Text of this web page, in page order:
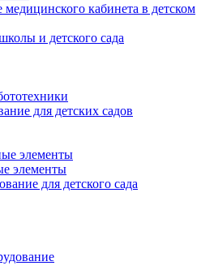
кабинета в детском
и детского сада
для детских садов
элементы
элементы
для детского сада